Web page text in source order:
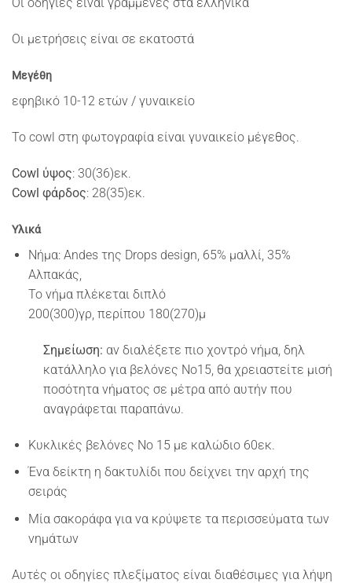
Οι μετρήσεις είναι σε εκατοστά
Μεγέθη
εφηβικό 10-12 ετών / γυναικείο
Το cowl στη φωτογραφία είναι γυναικείο μέγεθος.
Cowl ύψος: 30(36)εκ.
Cowl φάρδος: 28(35)εκ.
Υλικά
Νήμα: Andes της Drops design, 65% μαλλί, 35%
Αλπακάς,
Το νήμα πλέκεται διπλό
200(300)γρ, περίπου 180(270)μ
Σημείωση: αν διαλέξετε πιο χοντρό νήμα, δηλ
κατάλληλο για βελόνες Νο15, θα χρειαστείτε μισή
ποσότητα νήματος σε μέτρα από αυτήν που
αναγράφεται παραπάνω.
Κυκλικές βελόνες Νο 15 με καλώδιο 60εκ.
Ένα δείκτη η δακτυλίδι που δείχνει την αρχή της
σειράς
Μία σακοράφα για να κρύψετε τα περισσεύματα των
νημάτων
Αυτές οι οδηγίες πλεξίματος είναι διαθέσιμες για λήψη